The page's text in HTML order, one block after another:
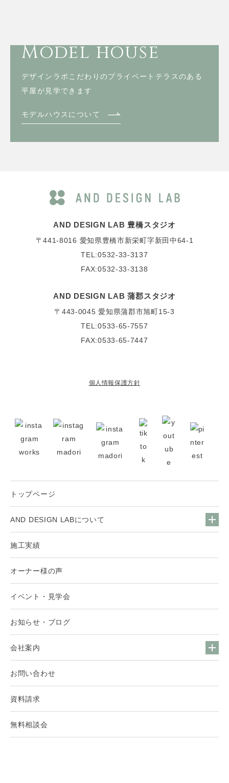
Model house
デザインラボこだわりのプライベートテラスのある
平屋が見学できます
モデルハウスについて
AND DESIGN LAB 豊橋スタジオ
〒441-8016 愛知県豊橋市新栄町字新田中64-1
TEL:0532-33-3137
FAX:0532-33-3138
AND DESIGN LAB 蒲郡スタジオ
〒443-0045 愛知県蒲郡市旭町15-3
TEL:0533-65-7557
FAX:0533-65-7447
個人情報保護方針
トップページ
AND DESIGN LABについて
施工実績
オーナー様の声
イベント・見学会
お知らせ・ブログ
会社案内
お問い合わせ
資料請求
無料相談会